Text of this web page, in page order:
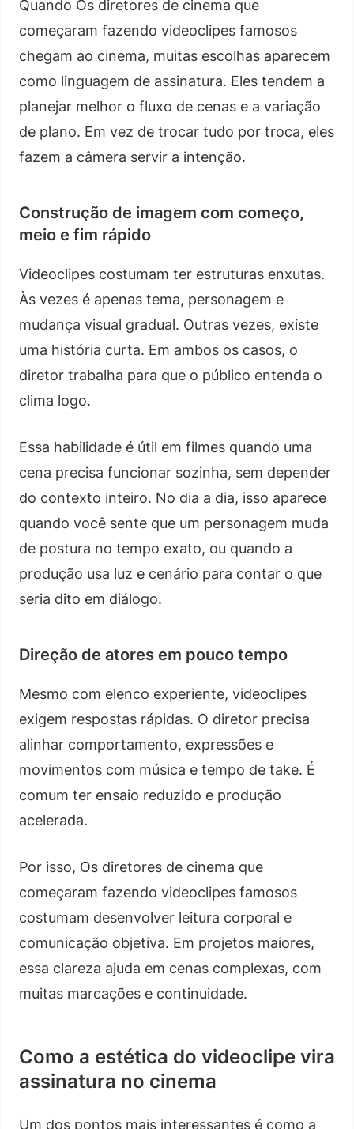
Quando Os diretores de cinema que
começaram fazendo videoclipes famosos
chegam ao cinema, muitas escolhas aparecem
como linguagem de assinatura. Eles tendem a
planejar melhor o fluxo de cenas e a variação
de plano. Em vez de trocar tudo por troca, eles
fazem a câmera servir a intenção.
Construção de imagem com começo,
meio e fim rápido
Videoclipes costumam ter estruturas enxutas.
Às vezes é apenas tema, personagem e
mudança visual gradual. Outras vezes, existe
uma história curta. Em ambos os casos, o
diretor trabalha para que o público entenda o
clima logo.
Essa habilidade é útil em filmes quando uma
cena precisa funcionar sozinha, sem depender
do contexto inteiro. No dia a dia, isso aparece
quando você sente que um personagem muda
de postura no tempo exato, ou quando a
produção usa luz e cenário para contar o que
seria dito em diálogo.
Direção de atores em pouco tempo
Mesmo com elenco experiente, videoclipes
exigem respostas rápidas. O diretor precisa
alinhar comportamento, expressões e
movimentos com música e tempo de take. É
comum ter ensaio reduzido e produção
acelerada.
Por isso, Os diretores de cinema que
começaram fazendo videoclipes famosos
costumam desenvolver leitura corporal e
comunicação objetiva. Em projetos maiores,
essa clareza ajuda em cenas complexas, com
muitas marcações e continuidade.
Como a estética do videoclipe vira
assinatura no cinema
Um dos pontos mais interessantes é como a